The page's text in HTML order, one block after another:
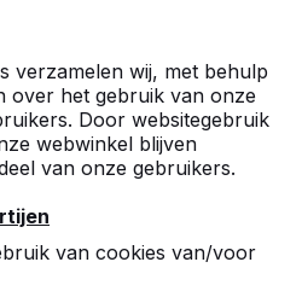
verzamelen wij, met behulp
over het gebruik van onze
Door websitegebruik
webwinkel blijven
van onze gebruikers.
van cookies van/voor
zijn vandaag
heeft creatief
we deze zware tafels
krijgen. Met wat
gelukt. De
hun nieuwe
er volop van genieten.
07-07-2026